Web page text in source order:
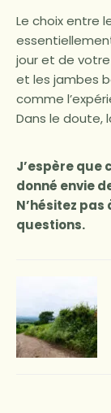
Le choix entre
jour et de
et les jambes
comme
Dans le doute,
J’espère
donné envie
N’hésitez
questions.